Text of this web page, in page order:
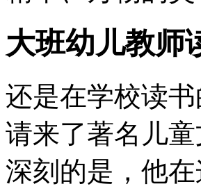
大班幼儿教师
还是在学校读
请来了著名儿
深刻的是，他